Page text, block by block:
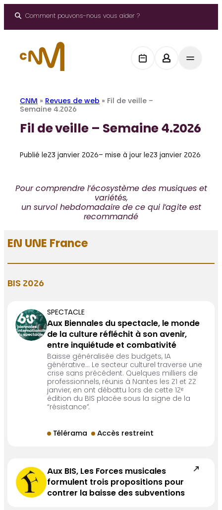
Comment pouvons-nous vous aider ?
CNM » Revues de web » Fil de veille –
Semaine 4.2026
Fil de veille – Semaine 4.2026
Publié le23 janvier 2026– mise à jour le23 janvier 2026
Pour comprendre l’écosystème des musiques et
variétés,
un survol hebdomadaire de ce qui l’agite est
recommandé
EN UNE France
BIS 2026
SPECTACLE
Aux Biennales du spectacle, le monde
de la culture réfléchit à son avenir,
entre inquiétude et combativité
Baisse généralisée des budgets, IA
générative… Le secteur culturel traverse une
crise sans précédent. Quelques milliers de
professionnels, réunis à Nantes les 21 et 22
janvier, en ont débattu lors de cette 12ᵉ
édition du BIS placée sous la signe de la
“résistance”.
Télérama Accès restreint
Aux BIS, Les Forces musicales
formulent trois propositions pour
contrer la baisse des subventions